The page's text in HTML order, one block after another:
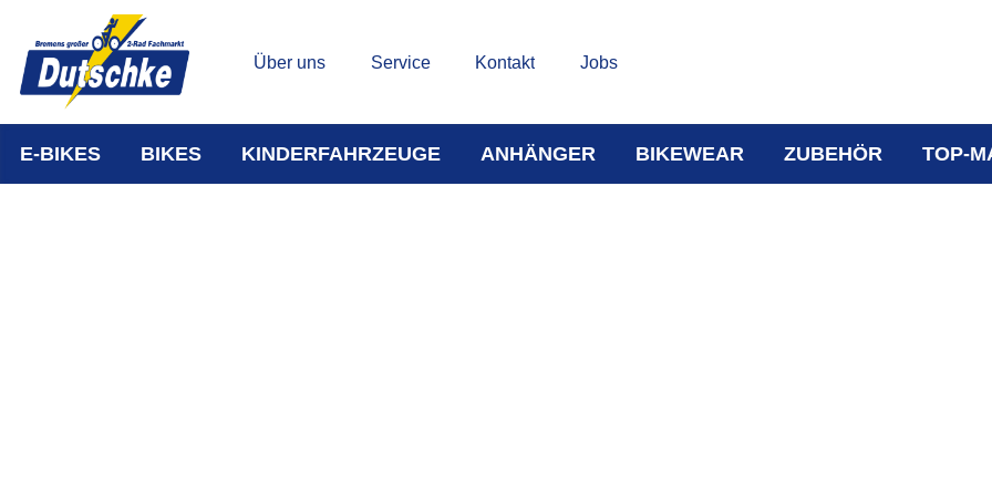
Über uns Service Kontakt Jobs
E-BIKES BIKES KINDERFAHRZEUGE ANHÄNGER BIKEWEAR ZUBEHÖR TOP-